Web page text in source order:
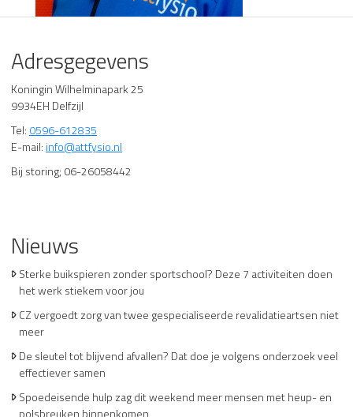
Adresgegevens
Koningin Wilhelminapark 25
9934EH Delfzijl
Tel: 0596-612835
E-mail: info@attfysio.nl
Bij storing; 06-26058442
Nieuws
Sterke buikspieren zonder sportschool? Deze 7 activiteiten doen
het werk stiekem voor jou
CZ vergoedt zorg van twee gespecialiseerde revalidatieartsen niet
meer
De sleutel tot blijvend afvallen? Dat doe je volgens onderzoek veel
effectiever samen
Spoedeisende hulp zag dit weekend meer mensen met heup- en
polsbreuken binnenkomen